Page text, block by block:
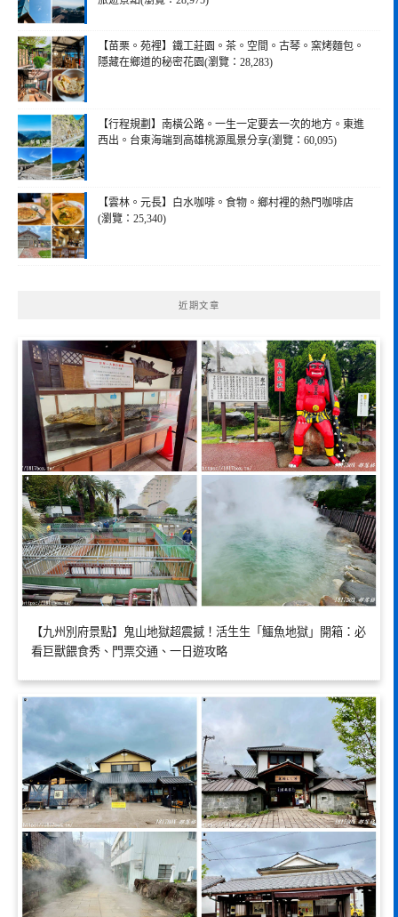
【苗栗。苑裡】鐵工莊園。茶。空間。古琴。窯烤麵包。
隱藏在鄉道的秘密花園(瀏覽：28,283)
【行程規劃】南橫公路。一生一定要去一次的地方。東進
西出。台東海端到高雄桃源風景分享(瀏覽：60,095)
【雲林。元長】白水咖啡。食物。鄉村裡的熱門咖啡店
(瀏覽：25,340)
近期文章
【九州別府景點】鬼山地獄超震撼！活生生「鱷魚地獄」開箱：必
看巨獸餵食秀、門票交通、一日遊攻略